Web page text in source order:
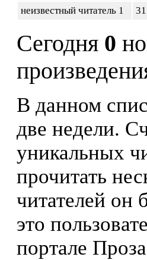
неизвестный читатель 1
Сегодня 0
В данном
две недели.
уникальных
прочитать
читателей он
это
портале